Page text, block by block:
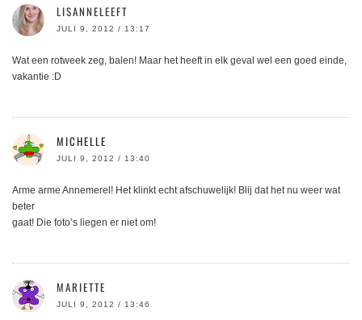
LISANNELEEFT
JULI 9, 2012 / 13:17
Wat een rotweek zeg, balen! Maar het heeft in elk geval wel een goed einde,
vakantie :D
MICHELLE
JULI 9, 2012 / 13:40
Arme arme Annemerel! Het klinkt echt afschuwelijk! Blij dat het nu weer wat
beter
gaat! Die foto’s liegen er niet om!
MARIETTE
JULI 9, 2012 / 13:46